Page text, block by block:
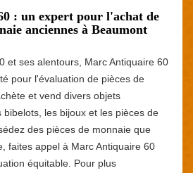
: un expert pour l'achat de
anciennes à Beaumont
et ses alentours, Marc Antiquaire 60
pour l'évaluation de pièces de
et vend divers objets
les bijoux et les pièces de
des pièces de monnaie que
faites appel à Marc Antiquaire 60
équitable. Pour plus